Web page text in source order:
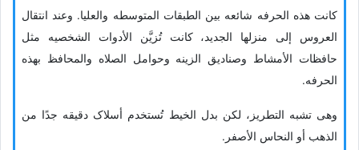
کانت هذه الحرفه شائعه بین الطبقات المتوسطه والعلیا. وعند انتقال
العروس إلى منزلها الجدید، کانت تُزیَّن الأدوات الشخصیه مثل
حافظات الأمشاط وصنادیق الزینه وحوامل الصلاه والمحافظ بهذه
الحرفه.
وهی تشبه التطریز، لکن بدل الخیط تُستخدم أسلاک دقیقه جدًا من
الذهب أو النحاس الأصفر.